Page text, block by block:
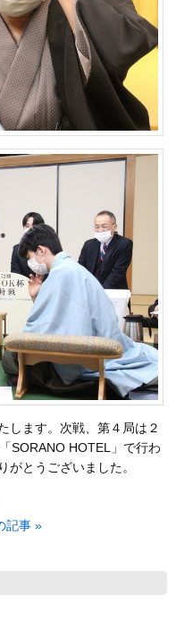
します。次戦、第４局は２
SORANO HOTEL」で行わ
がとうございました。
記事 »